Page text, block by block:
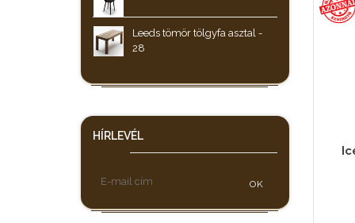
Leeds tömör tölgyfa asztal -
28
HÍRLEVÉL
OK